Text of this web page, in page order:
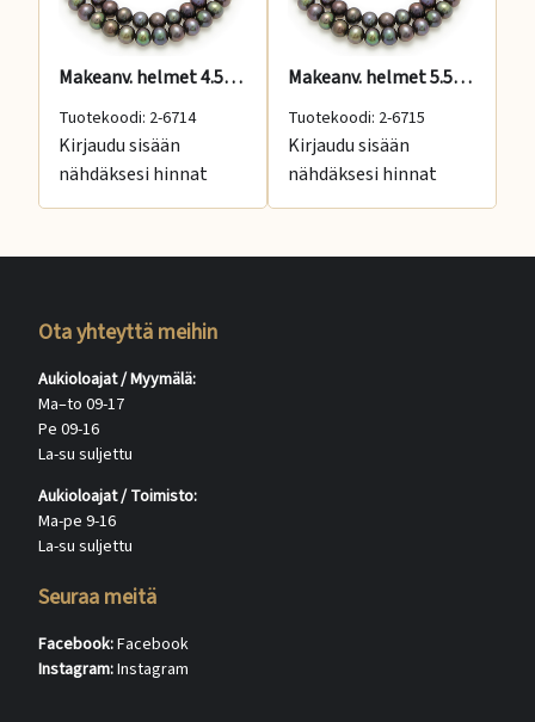
Makeanv. helmet 4.5-5 mm, pyöreähkö kirjava, 40 cm
Tuotekoodi: 2-6714
Kirjaudu sisään
nähdäksesi hinnat
Makeanv. helmet 5.5-6 mm, pyöreähkö kirjava, 40 cm
Tuotekoodi: 2-6715
Kirjaudu sisään
nähdäksesi hinnat
Ota yhteyttä meihin
Aukioloajat / Myymälä:
Ma–to 09-17
Pe 09-16
La-su suljettu
Aukioloajat / Toimisto:
Ma-pe 9-16
La-su suljettu
Seuraa meitä
Facebook:Facebook
Instagram:Instagram